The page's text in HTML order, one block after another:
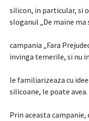
silicon, in particular, si
sloganul „De maine ma
campania „Fara
invinga temerile, si nu
le familiarizeaza cu
silicoane, le poate avea.
Prin aceasta